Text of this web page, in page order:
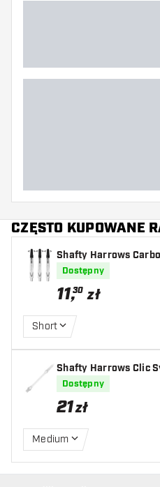
CZĘSTO KUPOWANE
Shafty Harrows
lear
Dostępny
11,30 zł
Short
Shafty Harrows Clic
fty Clear
Dostępny
21zł
Medium